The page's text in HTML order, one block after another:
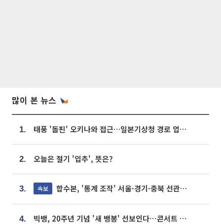
많이 본 뉴스
1. 태풍 '돌핀' 오키나와 접근…일본기상청 경로 업데이트
2. 오늘은 절기 '입추', 뜻은?
3. 속보 합수본, '통계 조작' 서울·경기·충북 선관위 등 추가 압수수색
4. 빅뱅, 20주년 기념 '새 뱅봉' 선보인다⋯콘서트 앞두고 팝업 개최